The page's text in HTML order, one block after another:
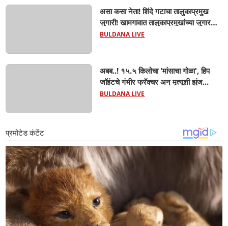
असा कसा नेता! शिंदे गटाचा तालुकाप्रमुख
जुगारी! खामगावात तालुकाप्रमुखांच्या जुगार
अड्ड्यावर डीवायएसपी पथकाची धाड.. अंधारात
BULDANA LIVE
अबब..! १५.५ किलोचा 'मांसाचा गोळा', हिप
जॉइंटचे गंभीर फ्रॅक्चर अन् मृत्यूशी झुंज...
BULDANA LIVE